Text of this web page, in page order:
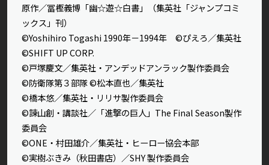
原作／冨樫義博「幽☆遊☆白書」（集英社「ジャンプコミ
ックス」刊）
©Yoshihiro Togashi 1990年－1994年 ©ぴえろ／集英社
©SHIFT UP CORP.
©戸塚慶文／集英社・アンデッドアンラック製作委員会
©防衛隊第３部隊 ©松本直也／集英社
©橋本悠／集英社・リリサ製作委員会
©諫山創・講談社／「進撃の巨人」The Final Season製作
委員会
©ONE・村田雄介／集英社・ヒーロー協会本部
©実樹ぶきみ（秋田書店）／SHY 製作委員会